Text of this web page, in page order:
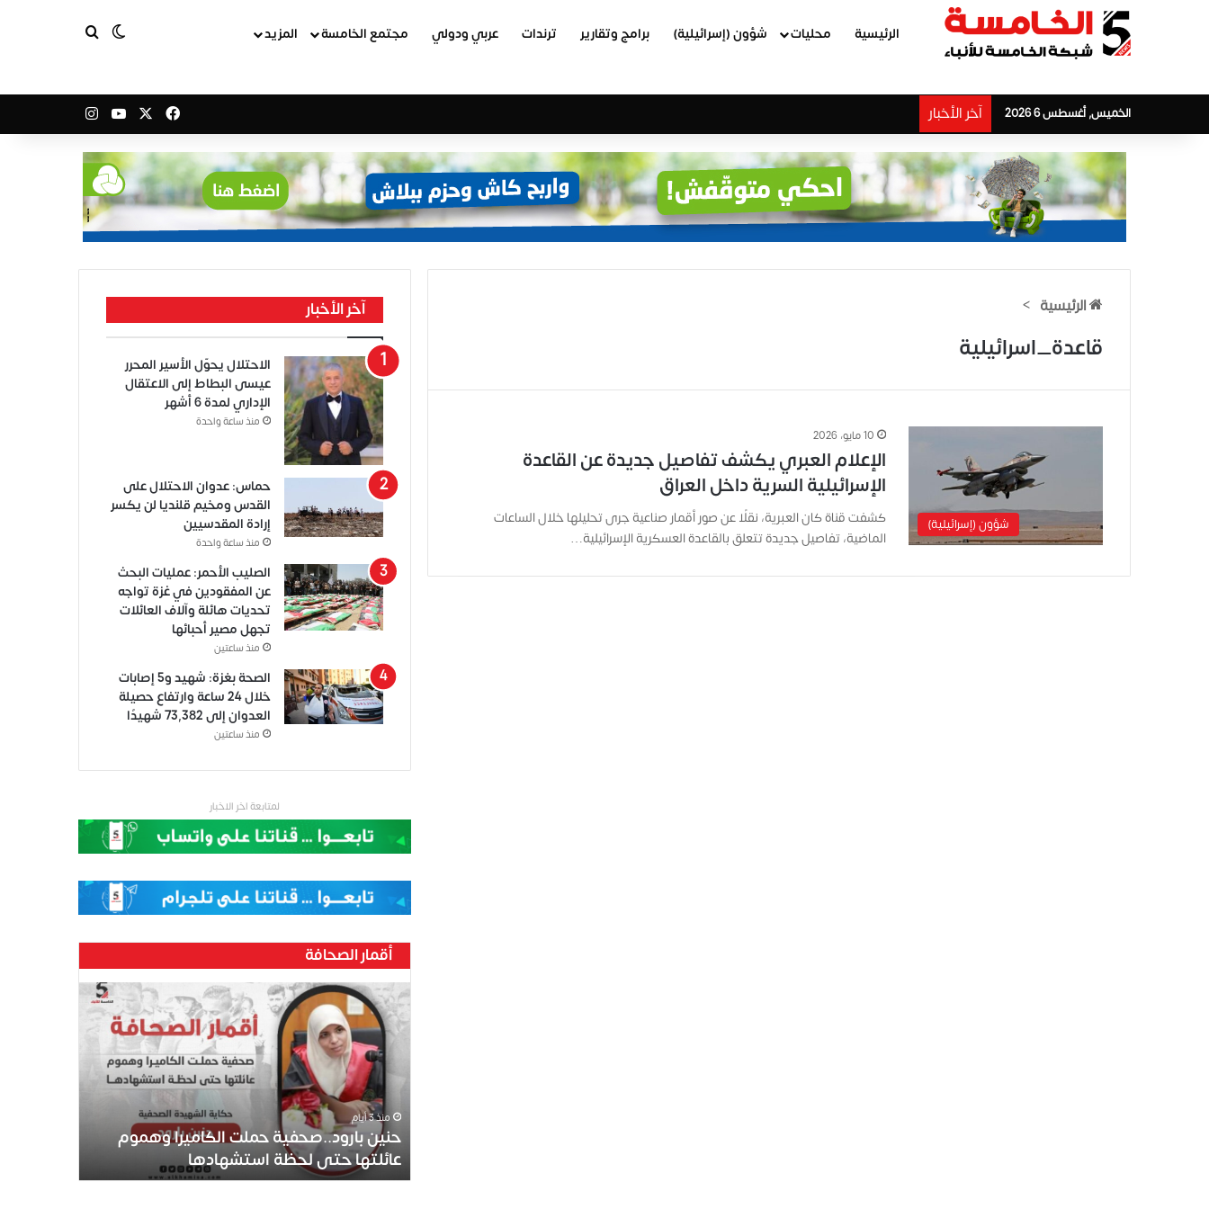
الرئيسية محليات شؤون (إسرائيلية) برامج وتقارير ترندات عربي ودولي مجتمع الخامسة المزيد الوضع المظلم
الخميس, أغسطس 6 2026 آخر الأخبار فيسبوك ‫YouTube
الرئيسية >
قاعدة_اسرائيلية
شؤون (إسرائيلية)
10 مايو، 2026
الإعلام العبري يكشف تفاصيل جديدة عن القاعدة
الإسرائيلية السرية داخل العراق
كشفت قناة كان العبرية، نقلًا عن صور أقمار صناعية جرى تحليلها خلال الساعات
الماضية، تفاصيل جديدة تتعلق بالقاعدة العسكرية الإسرائيلية…
آخر الأخبار
الاحتلال يحوّل الأسير المحرر
عيسى البطاط إلى الاعتقال
الإداري لمدة 6 أشهر
منذ ساعة واحدة
حماس: عدوان الاحتلال على
القدس ومخيم قلنديا لن يكسر
إرادة المقدسيين
منذ ساعة واحدة
الصليب الأحمر: عمليات البحث
عن المفقودين في غزة تواجه
تحديات هائلة وآلاف العائلات
تجهل مصير أحبائها
منذ ساعتين
الصحة بغزة: شهيد و5 إصابات
خلال 24 ساعة وارتفاع حصيلة
العدوان إلى 73,382 شهيدًا
منذ ساعتين
لمتابعة اخر الاخبار
أقمار الصحافة
ح
ن
.
منذ 3 أيام
حنين بارود..صحفية حملت الكاميرا وهموم
عائلتها حتى لحظة استشهادها